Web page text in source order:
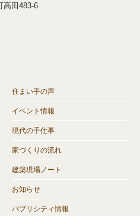
田483-6
住まい手の声
イベント情報
現代の手仕事
家づくりの流れ
建築現場ノート
お知らせ
パブリシティ情報